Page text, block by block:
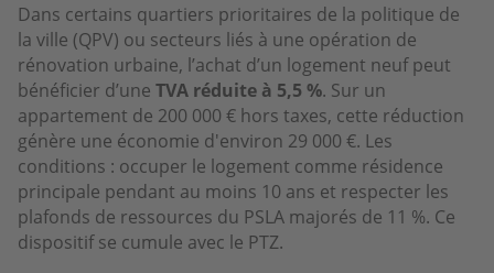
Dans certains quartiers prioritaires de la politique de
la ville (QPV) ou secteurs liés à une opération de
rénovation urbaine, l’achat d’un logement neuf peut
bénéficier d’une TVA réduite à 5,5 %. Sur un
appartement de 200 000 € hors taxes, cette réduction
génère une économie d'environ 29 000 €. Les
conditions : occuper le logement comme résidence
principale pendant au moins 10 ans et respecter les
plafonds de ressources du PSLA majorés de 11 %. Ce
dispositif se cumule avec le PTZ.